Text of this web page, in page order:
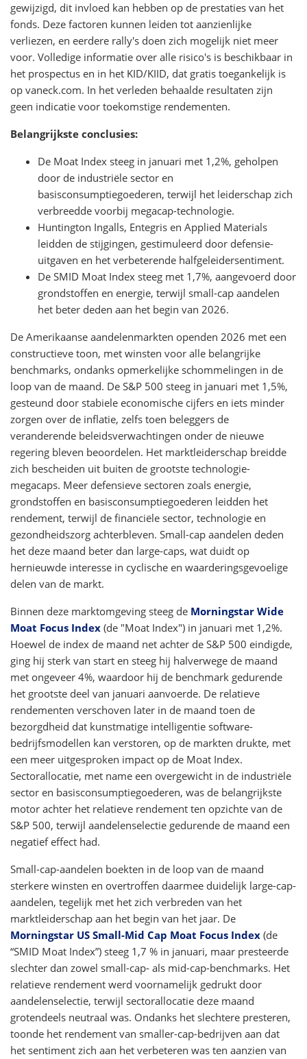
gewijzigd, dit invloed kan hebben op de prestaties van het
fonds. Deze factoren kunnen leiden tot aanzienlijke
verliezen, en eerdere rally's doen zich mogelijk niet meer
voor. Volledige informatie over alle risico's is beschikbaar in
het prospectus en in het KID/KIID, dat gratis toegankelijk is
op vaneck.com. In het verleden behaalde resultaten zijn
geen indicatie voor toekomstige rendementen.
Belangrijkste conclusies:
De Moat Index steeg in januari met 1,2%, geholpen
door de industriële sector en
basisconsumptiegoederen, terwijl het leiderschap zich
verbreedde voorbij megacap-technologie.
Huntington Ingalls, Entegris en Applied Materials
leidden de stijgingen, gestimuleerd door defensie-
uitgaven en het verbeterende halfgeleidersentiment.
De SMID Moat Index steeg met 1,7%, aangevoerd door
grondstoffen en energie, terwijl small-cap aandelen
het beter deden aan het begin van 2026.
De Amerikaanse aandelenmarkten openden 2026 met een
constructieve toon, met winsten voor alle belangrijke
benchmarks, ondanks opmerkelijke schommelingen in de
loop van de maand. De S&P 500 steeg in januari met 1,5%,
gesteund door stabiele economische cijfers en iets minder
zorgen over de inflatie, zelfs toen beleggers de
veranderende beleidsverwachtingen onder de nieuwe
regering bleven beoordelen. Het marktleiderschap breidde
zich bescheiden uit buiten de grootste technologie-
megacaps. Meer defensieve sectoren zoals energie,
grondstoffen en basisconsumptiegoederen leidden het
rendement, terwijl de financiële sector, technologie en
gezondheidszorg achterbleven. Small-cap aandelen deden
het deze maand beter dan large-caps, wat duidt op
hernieuwde interesse in cyclische en waarderingsgevoelige
delen van de markt.
Binnen deze marktomgeving steeg de Morningstar Wide
Moat Focus Index (de "Moat Index") in januari met 1,2%.
Hoewel de index de maand net achter de S&P 500 eindigde,
ging hij sterk van start en steeg hij halverwege de maand
met ongeveer 4%, waardoor hij de benchmark gedurende
het grootste deel van januari aanvoerde. De relatieve
rendementen verschoven later in de maand toen de
bezorgdheid dat kunstmatige intelligentie software-
bedrijfsmodellen kan verstoren, op de markten drukte, met
een meer uitgesproken impact op de Moat Index.
Sectorallocatie, met name een overgewicht in de industriële
sector en basisconsumptiegoederen, was de belangrijkste
motor achter het relatieve rendement ten opzichte van de
S&P 500, terwijl aandelenselectie gedurende de maand een
negatief effect had.
Small-cap-aandelen boekten in de loop van de maand
sterkere winsten en overtroffen daarmee duidelijk large-cap-
aandelen, tegelijk met het zich verbreden van het
marktleiderschap aan het begin van het jaar. De
Morningstar US Small-Mid Cap Moat Focus Index (de
“SMID Moat Index”) steeg 1,7 % in januari, maar presteerde
slechter dan zowel small-cap- als mid-cap-benchmarks. Het
relatieve rendement werd voornamelijk gedrukt door
aandelenselectie, terwijl sectorallocatie deze maand
grotendeels neutraal was. Ondanks het slechtere presteren,
toonde het rendement van smaller-cap-bedrijven aan dat
het sentiment zich aan het verbeteren was ten aanzien van